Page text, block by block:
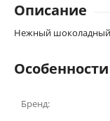
Описание
Нежный шоколадный
Особенности
Бренд: